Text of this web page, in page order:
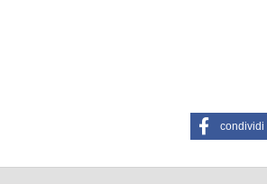
condividi